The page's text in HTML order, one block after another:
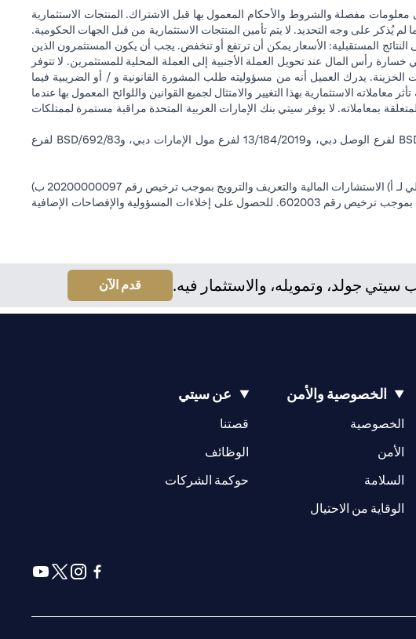
مفصلة والشروط والأحكام المعمول بها قبل الاشتراك. المنتجات الاستثمارية
يُذكر على وجه التحديد. لا يتم تأمين المنتجات الاستثمارية من قبل الجهات الحكومية.
المستقبلية: الأسعار يمكن أن ترتفع أو تنخفض. يجب أن يكون المستثمرون الذين
رأس المال عند تحويل العملة الأجنبية إلى العملة المحلية للمستثمرين. لا تتوفر
يدرك العميل أنه من مسؤوليته طلب المشورة القانونية و / أو الضريبية فيما
الاستثمارية بهذا التغيير والامتثال لجميع القوانين واللوائح المعمول بها عندما
بمعاملاته. لا يوفر سيتي بنك الإمارات العربية المتحدة مراقبة مستمرة لممتلكات
سيتي بنك إن إيه - الإمارات العربية المتحدة مسجل لدى مصرف الإمارات العربية المتحدة المركزي بموجب أرقام التراخيص BSD/504/83 لفرع الوصل دبي، و13/184/2019 لفرع مول الإمارات دبي، وBSD/692/83 لفرع
سيتي بنك إن إيه الإمارات العربية المتحدة مرخص من هيئة الأوراق المالية والسلع في الإمارات العربية المتحدة ("SCA") للقيام بالنشاط المالي لـ أ) الاستشارات المالية والتعريف والترويج بموجب ترخيص رقم 20200000097 ب)
وسيط تداول في الأسواق الدولية بموجب ترخيص رقم 20200000198 ج) إدارة المحافظ بموجب ترخيص رقم 20200000240 د) الحفظ بموجب ترخيص رقم 602003. للحصول على إخلاءات المسؤولية والإفصاحات الإضافية
جولد، وتمويله، والاستثمار فيه. قدم الآن
الخصوصية والأمن
الخصوصية
الأمن
السلامة
الوقاية من الاحتيال
عن سيتي
قصتنا
(opens in a new tab)
الوظائف
(opens in a new tab)
حوكمة الشركات
(opens in a new tab)